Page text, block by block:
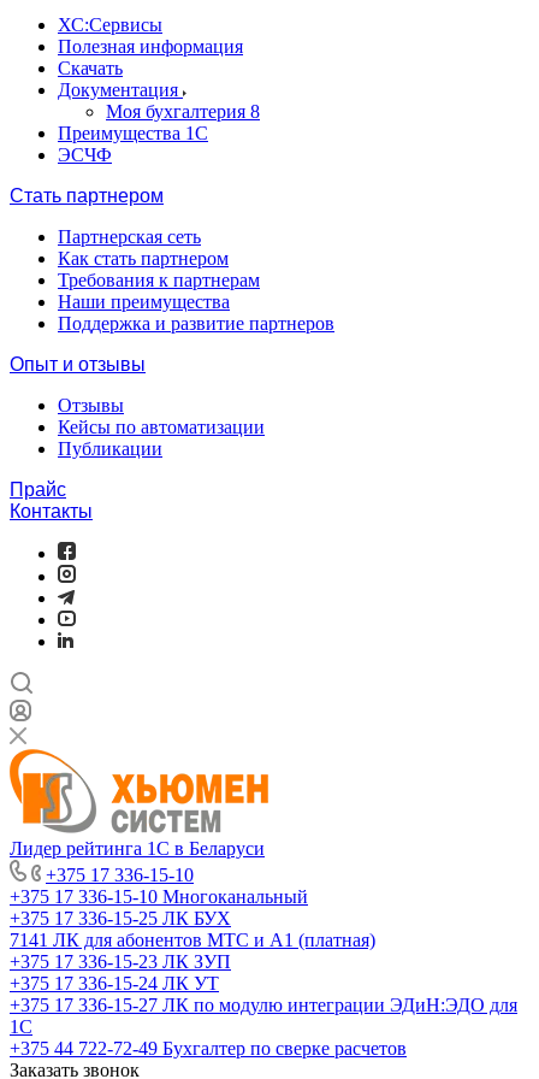
ХС:Сервисы
Полезная информация
Скачать
Документация
Моя бухгалтерия 8
Преимущества 1С
ЭСЧФ
Стать партнером
Партнерская сеть
Как стать партнером
Требования к партнерам
Наши преимущества
Поддержка и развитие партнеров
Опыт и отзывы
Отзывы
Кейсы по автоматизации
Публикации
Прайс
Контакты
Лидер рейтинга 1С в Беларуси
+375 17 336-15-10
+375 17 336-15-10 Многоканальный
+375 17 336-15-25 ЛК БУХ
7141 ЛК для абонентов МТС и А1 (платная)
+375 17 336-15-23 ЛК ЗУП
+375 17 336-15-24 ЛК УТ
+375 17 336-15-27 ЛК по модулю интеграции ЭДиН:ЭДО для
1С
+375 44 722-72-49 Бухгалтер по сверке расчетов
Заказать звонок